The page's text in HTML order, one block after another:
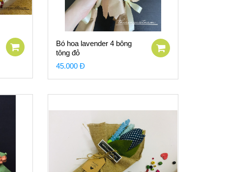
Bó hoa lavender 4 bông
tông đỏ
45.000 Đ